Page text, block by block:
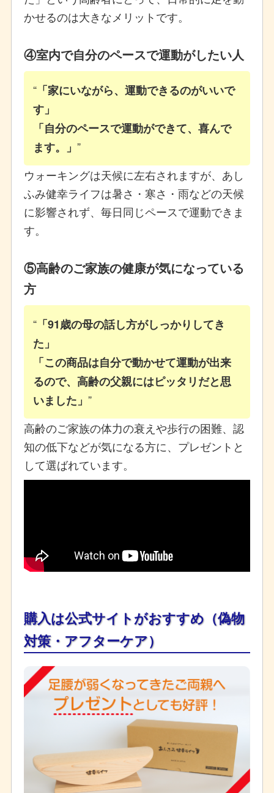
かせるのは大きなメリットです。
④室内で自分のペースで運動がしたい人
「家にいながら、運動できるのがいいで
す」
「自分のペースで運動ができて、喜んで
ます。」
ウォーキングは天候に左右されますが、あし
ふみ健幸ライフは暑さ・寒さ・雨などの天候
に影響されず、毎日同じペースで運動できま
す。
⑤高齢のご家族の健康が気になっている
方
「91歳の母の話し方がしっかりしてき
た」
「この商品は自分で動かせて運動が出来
るので、高齢の父親にはピッタリだと思
いました」
高齢のご家族の体力の衰えや歩行の困難、認
知の低下などが気になる方に、プレゼントと
して選ばれています。
購入は公式サイトがおすすめ（偽物
対策・アフターケア）